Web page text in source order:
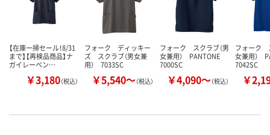
【在庫一掃セール！8/31
まで】【再検品商品】ナ
ガイレーベン…
￥3,180（税込）
フォーク ディッキー
ズ スクラブ（男女兼
用） 7033SC
￥5,540～（税込）
フォーク スクラブ（男
女兼用） PANTONE
7000SC
￥4,090～（税込）
フォーク
女兼用）
7042SC
￥